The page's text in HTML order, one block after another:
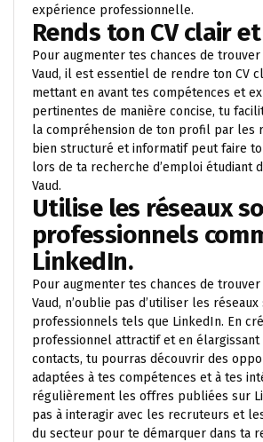
expérience professionnelle.
Rends ton CV clair
Pour augmenter tes chances de
Vaud, il est essentiel de rendre ton CV
mettant en avant tes compétences et
pertinentes de manière concise, tu
la compréhension de ton profil par les
bien structuré et informatif peut faire
lors de ta recherche d’emploi étudiant
Vaud.
Utilise les réseaux
professionnels
LinkedIn.
Pour augmenter tes chances de
Vaud, n’oublie pas d’utiliser les réseaux
professionnels tels que LinkedIn. En
professionnel attractif et en élargissant
contacts, tu pourras découvrir des
adaptées à tes compétences et à tes
régulièrement les offres publiées sur
pas à interagir avec les recruteurs et
du secteur pour te démarquer dans ta